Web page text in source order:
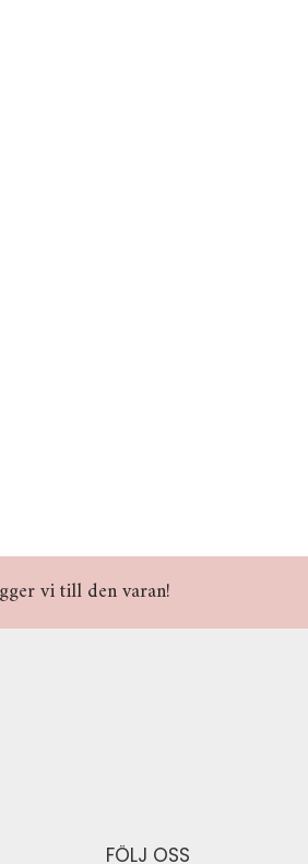
vi till den varan!
FÖLJ OSS